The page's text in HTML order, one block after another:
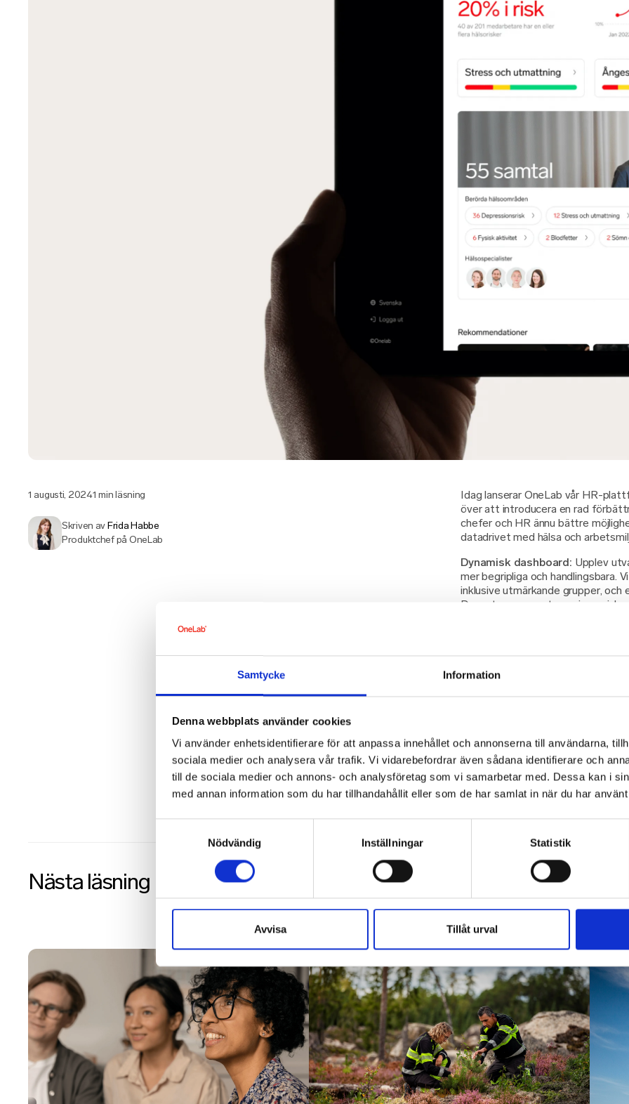
Samtycke Information
Denna webbplats använder cookies
Vi använder enhetsidentifierare för att anpassa innehållet och annonserna till användarna,
sociala medier och analysera vår trafik. Vi vidarebefordrar även sådana identifierare och
till de sociala medier och annons- och analysföretag som vi samarbetar med. Dessa kan i
med annan information som du har tillhandahållit eller som de har samlat in när du har
Nödvändig
Inställningar Statistik
Avvisa Tillåt urval
1 augusti, 20241 min läsning
Skriven avFrida Habbe
Produktchef på OneLab
Idag lanserar OneLab vår HR-
över att introducera en rad
chefer och HR ännu bättre
datadrivet med hälsa och
Dynamisk dashboard: Upplev
mer begripliga och handlingsbara.
inklusive utmärkande grupper,
Dessutom presenterar vi
Vi har
klarare bild av risk- och
överskådlighet och smidig
Ny navigering:Vår nya
Denna nya version av vår
erbjuda en ännu mer intuitiv och
företag ska kunna bedriva ett
Nästa läsning